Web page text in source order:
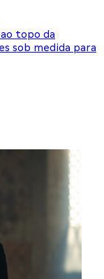
topo da
sob medida para